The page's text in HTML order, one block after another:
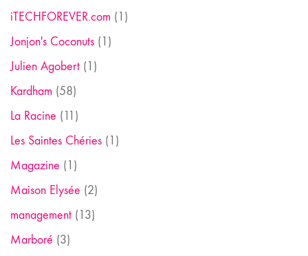
iTECHFOREVER.com (1)
Jonjon's Coconuts (1)
Julien Agobert (1)
Kardham (58)
La Racine (11)
Les Saintes Chéries (1)
Magazine (1)
Maison Elysée (2)
management (13)
Marboré (3)